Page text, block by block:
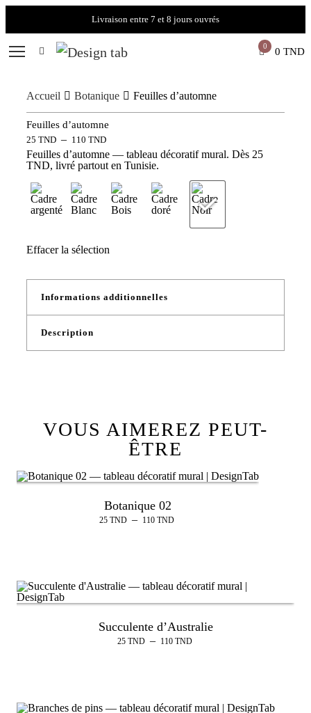
Livraison entre 7 et 8 jours ouvrés
0 0 TND
Accueil Botanique Feuilles d’automne
Feuilles d’automne
25 TND – 110 TND
Feuilles d’automne — tableau décoratif mural. Dès 25
TND, livré partout en Tunisie.
Effacer la sélection
Informations additionnelles
Description
VOUS AIMEREZ PEUT-
ÊTRE
Botanique 02
25 TND – 110 TND
Succulente d’Australie
25 TND – 110 TND